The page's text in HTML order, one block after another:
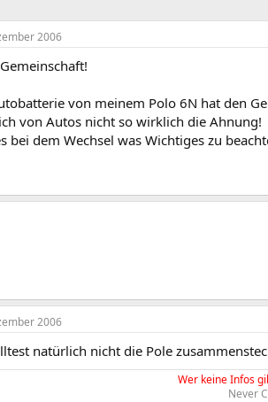
2006
von meinem Polo 6N hat den
von Autos nicht so wirklich die Ahnung!
bei dem Wechsel was Wichtiges zu
2006
natürlich nicht die Pole
Wer keine Infos
Never